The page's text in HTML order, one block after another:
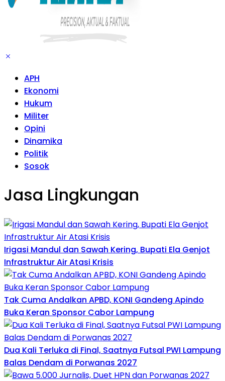
APH
Ekonomi
Hukum
Militer
Opini
Dinamika
Politik
Sosok
Jasa Lingkungan
Irigasi Mandul dan Sawah Kering, Bupati Ela Genjot
Infrastruktur Air Atasi Krisis
Tak Cuma Andalkan APBD, KONI Gandeng Apindo
Buka Keran Sponsor Cabor Lampung
Dua Kali Terluka di Final, Saatnya Futsal PWI Lampung
Balas Dendam di Porwanas 2027